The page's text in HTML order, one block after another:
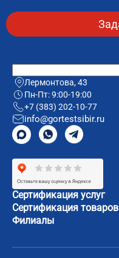
Сертификация услуг
Сертификация товаров
Филиалы
Лермонтова, 43
Пн-Пт: 9:00-19:00
+7 (383) 202-10-77
info@gortestsibir.ru